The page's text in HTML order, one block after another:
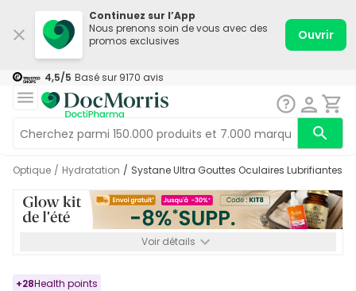
Continuez sur l’App
Nous prenons soin de vous avec des
promos exclusives
Ouvrir
4,5/5 Basé sur 9170 avis
Optique / Hydratation / Systane Ultra Gouttes Oculaires Lubrifiantes
Voir détails
+28Health points